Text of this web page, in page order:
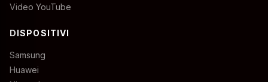
Video YouTube
DISPOSITIVI
Samsung
Huawei